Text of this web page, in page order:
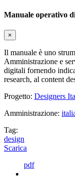
Manuale operativo
×
Il manuale è uno
Amministrazione e
digitali fornendo
research, al content
Progetto: Designers
Amministrazione:
Tag:
design
Scarica
pdf